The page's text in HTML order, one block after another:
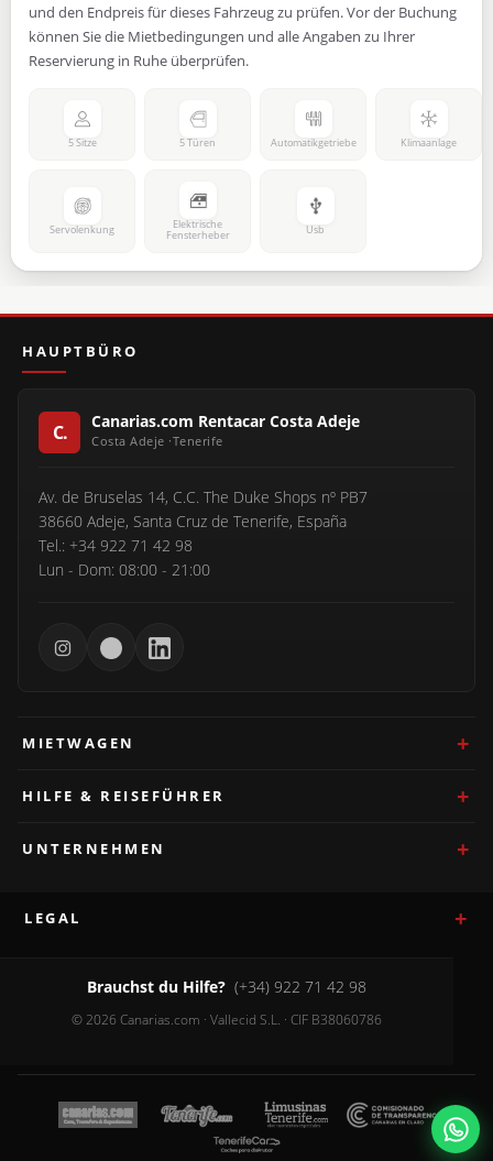
und den Endpreis für dieses Fahrzeug zu prüfen. Vor der Buchung
können Sie die Mietbedingungen und alle Angaben zu Ihrer
Reservierung in Ruhe überprüfen.
5 Sitze 5 Türen Automatikgetriebe Klimaanlage
Servolenkung
Elektrische
Fensterheber
Usb
HAUPTBÜRO
Canarias.com Rentacar Costa Adeje
Av. de Bruselas 14, C.C. The Duke Shops nº PB7
38660 Adeje, Santa Cruz de Tenerife, España
Tel.: +34 922 71 42 98
Lun - Dom: 08:00 - 21:00
MIETWAGEN
HILFE & REISEFÜHRER
UNTERNEHMEN
LEGAL
Brauchst du Hilfe? (+34) 922 71 42 98
© 2026 Canarias.com · Vallecid S.L. · CIF B38060786